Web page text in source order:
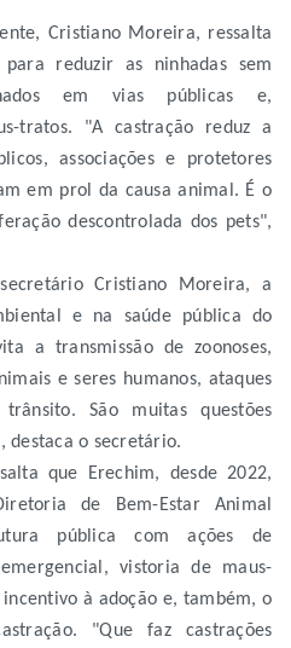
Cristiano Moreira, ressalta
reduzir as ninhadas sem
em vias públicas e,
tratos. "A castração reduz a
associações e protetores
em prol da causa animal. É o
descontrolada dos pets",
Cristiano Moreira, a
e na saúde pública do
a transmissão de zoonoses,
e seres humanos, ataques
São muitas questões
destaca o secretário.
que Erechim, desde 2022,
de Bem-Estar Animal
pública com ações de
vistoria de maus-
à adoção e, também, o
"Que faz castrações